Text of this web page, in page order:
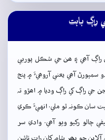
بابت
راڳ آھي ۽ ھن جي شڪل پوربي
سمپورڻ آھي يعني آروھيءَ ۾ پنج
جي راڳ کي راڳ وديا ۾ اھڙو تہ
سان ڪونہ ٿو ملي. انهيءَ ڪري
چالو رکيو ويو آھي. وادي سر
جو پھر شام کان رات تائين